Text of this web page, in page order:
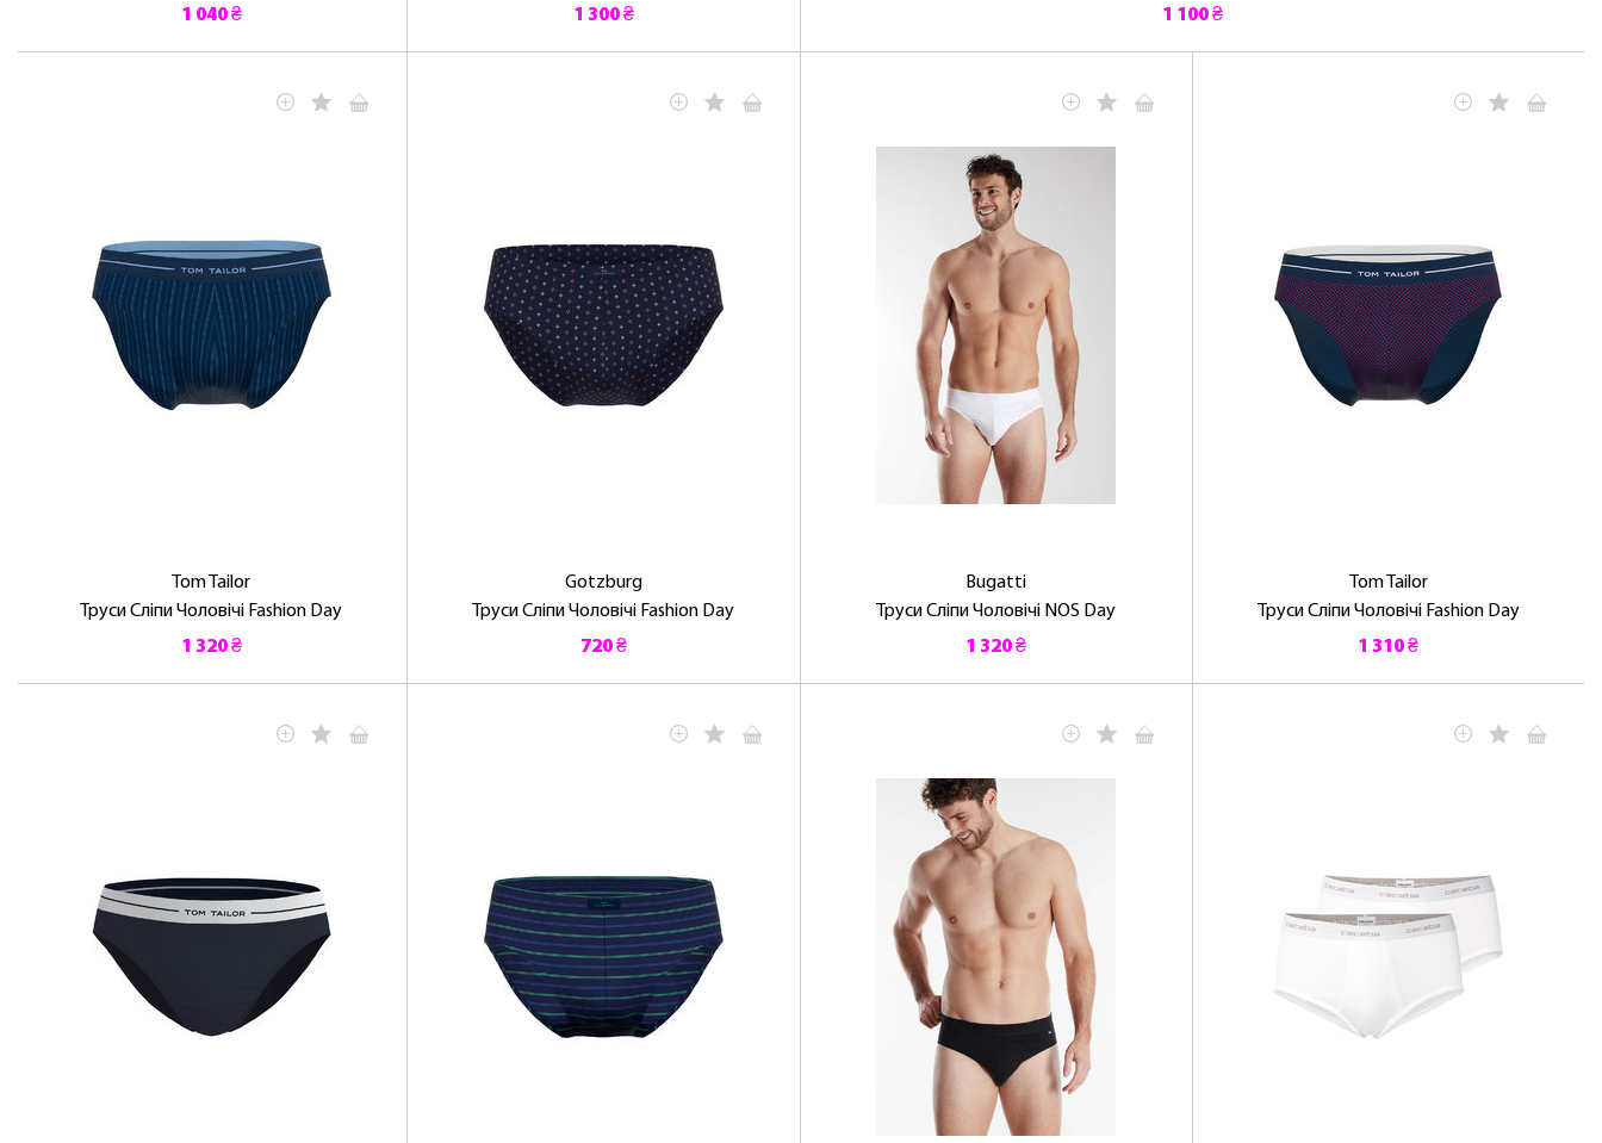
1 100 ₴
1 040 ₴
1 300 ₴
Tom Tailor
Труси Сліпи Чоловічі Fashion Day
1 320 ₴
Gotzburg
Труси Сліпи Чоловічі Fashion Day
720 ₴
Bugatti
Труси Сліпи Чоловічі NOS Day
1 320 ₴
Tom Tailor
Труси Сліпи Чоловічі Fashion Day
1 310 ₴
ЛАСКАВО ПРОСИМО ДО NOSOVSKI.COM! ПРИЙМІТЬ ВІД
НАС ПРИВІТНИЙ БОНУС - ЗНИЖКУ НА ПЕРШЕ ПОКУПКУ